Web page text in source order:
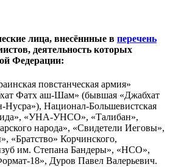
лица, внесённные в перечень
деятельность которых
Федерации:
повстанческая армия»
Фатх аш-Шам» (бывшая «Джабхат
Нусра»), Национал-Большевистская
«УНА-УНСО», «Талибан»,
народа», «Свидетели Иеговы»,
«Братство» Корчинского,
им. Степана Бандеры», «НСО»,
18», Дуров Павел Валерьевич.